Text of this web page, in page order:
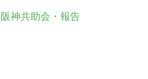
阪神共助会・報告